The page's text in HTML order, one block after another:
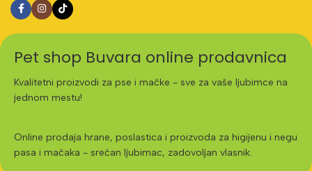
Pet shop Buvara online prodavnica
Kvalitetni proizvodi za pse i mačke - sve za vaše ljubimce na
jednom mestu!
Online prodaja hrane, poslastica i proizvoda za higijenu i negu
pasa i mačaka - srećan ljubimac, zadovoljan vlasnik.